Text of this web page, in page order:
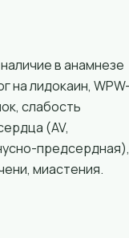
в анамнезе
на лидокаин,
слабость
(AV,
предсердная),
миастения.